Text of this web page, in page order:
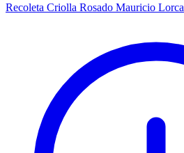
Recoleta Criolla Rosado Mauricio Lorca